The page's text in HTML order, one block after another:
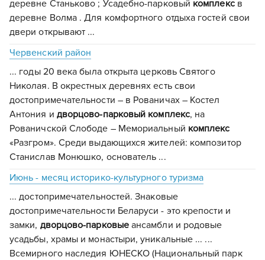
деревне Станьково ; Усадебно-парковый комплексв
деревне Волма . Для комфортного отдыха гостей свои
двери открывают ...
Червенский район
... годы 20 века была открыта церковь Святого
Николая. В окрестных деревнях есть свои
достопримечательности – в Рованичах – Костел
Антония и дворцово-парковый комплекс, на
Рованичской Слободе – Мемориальный комплекс
«Разгром». Среди выдающихся жителей: композитор
Станислав Монюшко, основатель ...
Июнь - месяц историко-культурного туризма
... достопримечательностей. Знаковые
достопримечательности Беларуси - это крепости и
замки, дворцово-парковыеансамбли и родовые
усадьбы, храмы и монастыри, уникальные ... ...
Всемирного наследия ЮНЕСКО (Национальный парк